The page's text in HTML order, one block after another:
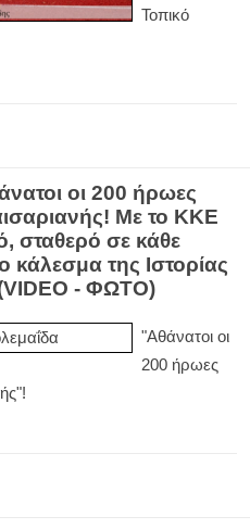
Τοπικό
οι 200 ήρωες
Με το ΚΚΕ
σταθερό σε κάθε
κάλεσμα της Ιστορίας
(VIDEO - ΦΩΤΟ)
"Αθάνατοι οι
200 ήρωες